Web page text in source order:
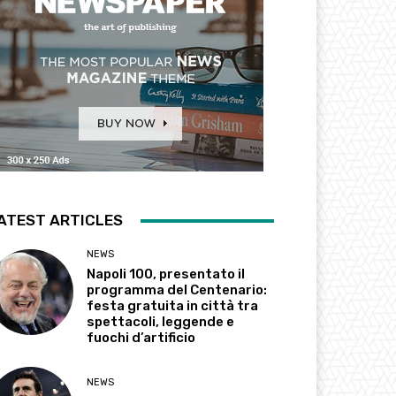
ARTICLES
NEWS
Napoli 100, presentato il
programma del Centenario:
festa gratuita in città tra
spettacoli, leggende e
fuochi d’artificio
NEWS